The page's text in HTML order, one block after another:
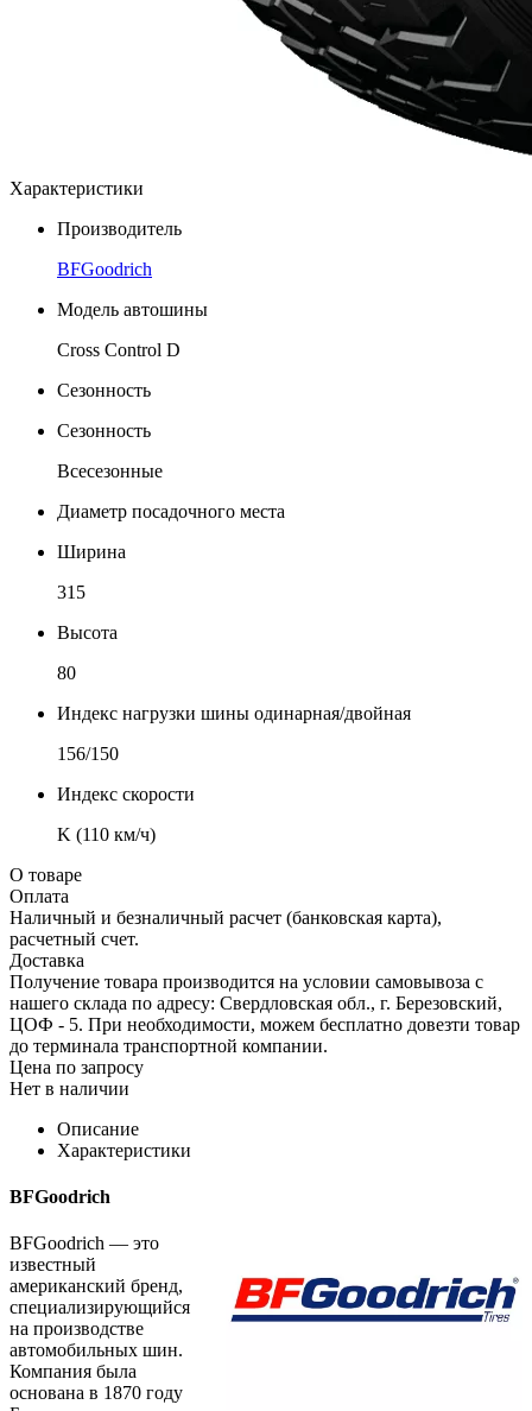
Характеристики
Производитель
BFGoodrich
Модель автошины
Cross Control D
Сезонность
Сезонность
Всесезонные
Диаметр посадочного места
Ширина
315
Высота
80
Индекс нагрузки шины одинарная/двойная
156/150
Индекс скорости
K (110 км/ч)
О товаре
Оплата
Наличный и безналичный расчет (банковская карта),
расчетный счет.
Доставка
Получение товара производится на условии самовывоза с
нашего склада по адресу: Свердловская обл., г. Березовский,
ЦОФ - 5. При необходимости, можем бесплатно довезти товар
до терминала транспортной компании.
Цена по запросу
Нет в наличии
Описание
Характеристики
BFGoodrich
BFGoodrich — это
известный
американский бренд,
специализирующийся
на производстве
автомобильных шин.
Компания была
основана в 1870 году